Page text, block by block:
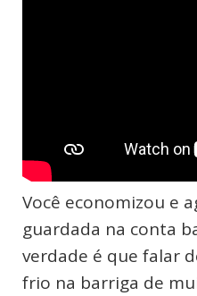
Você economizou e
guardada na conta
verdade é que falar
frio na barriga de